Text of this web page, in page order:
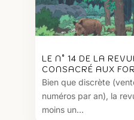
LE N° 14 DE LA
CONSACRÉ AUX
Bien que discrète
numéros par an), la
moins un...